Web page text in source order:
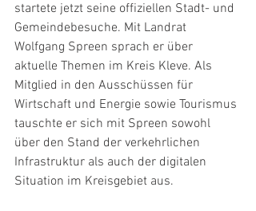
startete jetzt seine offiziellen Stadt- und
Gemeindebesuche. Mit Landrat
Wolfgang Spreen sprach er über
aktuelle Themen im Kreis Kleve. Als
Mitglied in den Ausschüssen für
Wirtschaft und Energie sowie Tourismus
tauschte er sich mit Spreen sowohl
über den Stand der verkehrlichen
Infrastruktur als auch der digitalen
Situation im Kreisgebiet aus.